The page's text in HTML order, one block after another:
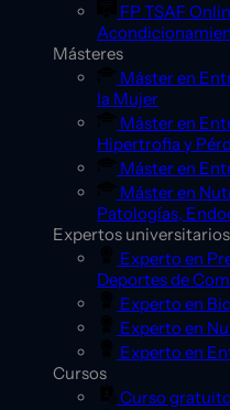
FP TSAF
Másteres
Máster en
la Mujer
Máster en
Hipertrofia y
Máster en
Máster en
Patologías,
Expertos universitarios
Experto en
Deportes de
Experto en
Experto en
Experto en
Cursos
Curso